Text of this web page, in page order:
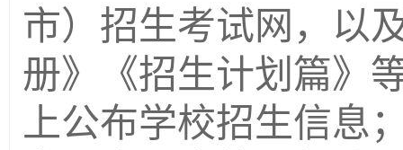
市）招生考试网，以
册》《招生计划篇》
上公布学校招生信息